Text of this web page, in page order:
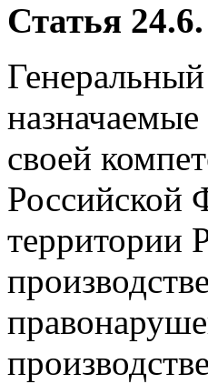
Статья
своей
Российской
территории